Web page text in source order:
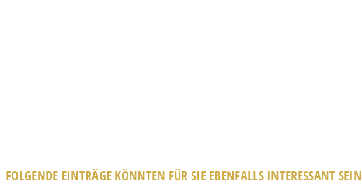
FOLGENDE EINTRÄGE KÖNNTEN FÜR SIE EBENFALLS INTERESSANT SEIN